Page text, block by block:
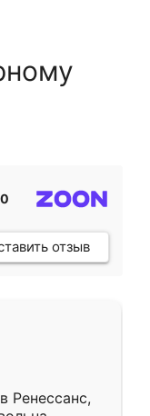
отзыв
Ренессанс,